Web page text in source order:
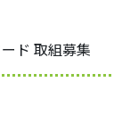
ド 取組募集